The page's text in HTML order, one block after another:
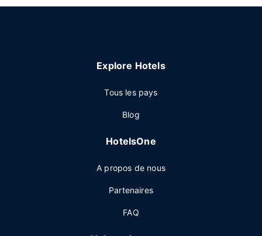
Explore Hotels
Tous les pays
Blog
HotelsOne
A propos de nous
Partenaires
FAQ